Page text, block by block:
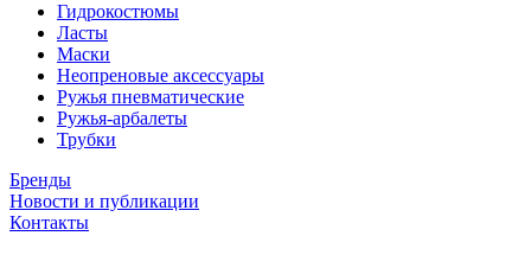
Гидрокостюмы
Ласты
Маски
Неопреновые аксессуары
Ружья пневматические
Ружья-арбалеты
Трубки
Бренды
Новости и публикации
Контакты